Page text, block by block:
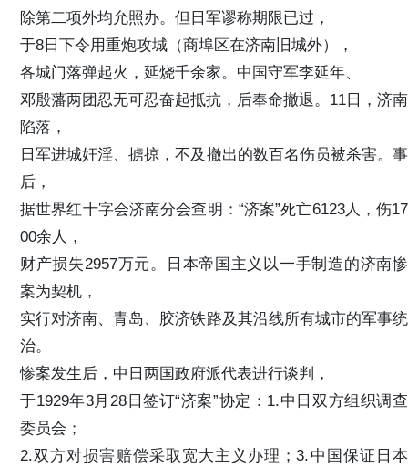
除第二项外均允照办。但日军谬称期限已过，
于8日下令用重炮攻城（商埠区在济南旧城外），
各城门落弹起火，延烧千余家。中国守军李延年、
邓殷藩两团忍无可忍奋起抵抗，后奉命撤退。11日，济南
陷落，
日军进城奸淫、掳掠，不及撤出的数百名伤员被杀害。事
后，
据世界红十字会济南分会查明：“济案”死亡6123人，伤17
00余人，
财产损失2957万元。日本帝国主义以一手制造的济南惨
案为契机，
实行对济南、青岛、胶济铁路及其沿线所有城市的军事统
治。
惨案发生后，中日两国政府派代表进行谈判，
于1929年3月28日签订“济案”协定：1.中日双方组织调查
委员会；
2.双方对损害赔偿采取宽大主义办理；3.中国保证日本